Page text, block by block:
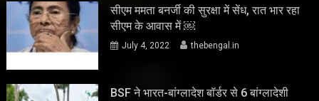
सीएम ममता बनर्जी की सुरक्षा में सेंध, रात भार रहा
सीएम के आवास में ￼
July 4, 2022 thebengal.in
BSF ने भारत-बांग्लादेश बॉर्डर से 6 बांग्लादेशी